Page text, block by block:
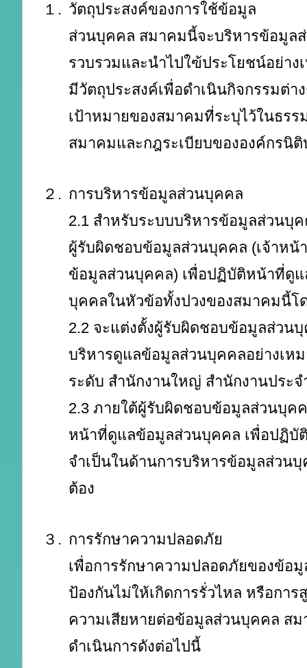
１. วัตถุประสงค์ของการใช้ข้อมูล
ส่วนบุคคล สมาคมนี้จะบริหารข้อมูล
รวบรวมและนำไปใฃ้ประโยชน์อย่าง
มีวัตถุประสงค์เพื่อดำเนินกิจกรรมต่า
เป้าหมายของสมาคมที่ระบุไว้ในธร
สมาคมและกฎระเบียบขององค์กรนิ
２. การบริหารข้อมูลส่วนบุคคล
2.1 สำหรับระบบบริหารข้อมูลส่วนบุ
ผู้รับผิดชอบข้อมูลส่วนบุคคล (เจ้าหน้
ข้อมูลส่วนบุคคล) เพื่อปฏิบัติหน้าที่ดู
บุคคลในหัวข้อทั้งปวงของสมาคมนี้โ
2.2 จะแต่งตั้งผู้รับผิดชอบข้อมูลส่วน
บริหารดูแลข้อมูลส่วนบุคคลอย่างเห
ระดับ สำนักงานใหญ่ สำนักงานประจ
2.3 ภายใต้ผู้รับผิดชอบข้อมูลส่วนบุคค
หน้าที่ดูแลข้อมูลส่วนบุคคล เพื่อปฏิบั
จำเป็นในด้านการบริหารข้อมูลส่วนบุ
ต้อง
３. การรักษาความปลอดภัย
เพื่อการรักษาความปลอดภัยของข้อ
ป้องกันไม่ให้เกิดการรั่วไหล หรือกา
ความเสียหายต่อข้อมูลส่วนบุคคล ส
ดำเนินการดังต่อไปนี้